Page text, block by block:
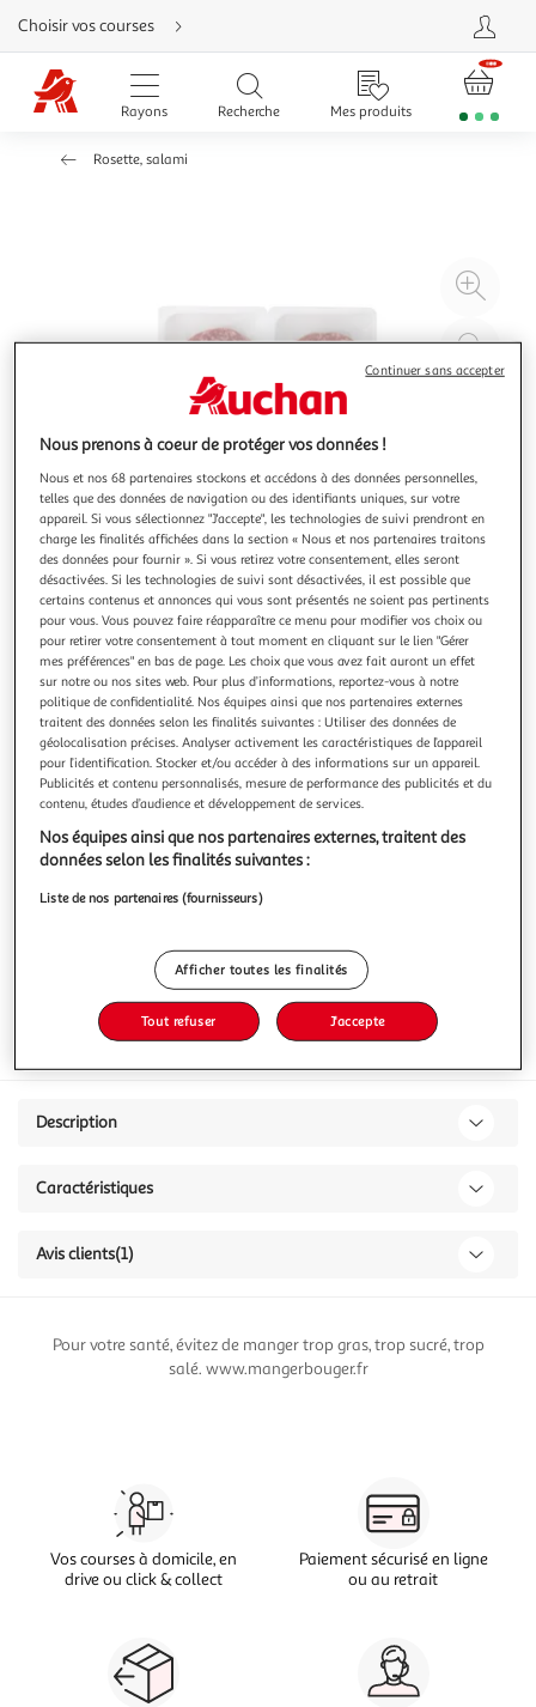
Aller
directement
au
contenu
Aller
directement
Aller
Choisir vos courses
Rayons Recherche Mes produits
Rosette, salami
à
5.0 (1)
LES CHTI'TES TRANCHES
Rosette
Délicieuses tranches de rosette à partager autour d'une
raclette, d'un bon sandwich. Viande de Porc Français
En savoir +
500g+10% off
Vous voulez connaître le prix de ce produit ?
Afficher le prix
Description
Caractéristiques
Avis clients(1)
Pour votre santé, évitez de manger trop gras, trop sucré, trop
salé. www.mangerbouger.fr
Vos courses à domicile, en
drive ou click & collect
Paiement sécurisé en ligne
ou au retrait
Nous prenons à coeur de protéger vos données !
Nous et nos 68 partenaires stockons et accédons à des données personnelles,
telles que des données de navigation ou des identifiants uniques, sur votre
appareil. Si vous sélectionnez "J'accepte", les technologies de suivi prendront en
charge les finalités affichées dans la section « Nous et nos partenaires traitons
des données pour fournir ». Si vous retirez votre consentement, elles seront
désactivées. Si les technologies de suivi sont désactivées, il est possible que
certains contenus et annonces qui vous sont présentés ne soient pas pertinents
pour vous. Vous pouvez faire réapparaître ce menu pour modifier vos choix ou
pour retirer votre consentement à tout moment en cliquant sur le lien "Gérer
mes préférences" en bas de page. Les choix que vous avez fait auront un effet
sur notre ou nos sites web. Pour plus d’informations, reportez-vous à notre
politique de confidentialité. Nos équipes ainsi que nos partenaires externes
traitent des données selon les finalités suivantes : Utiliser des données de
géolocalisation précises. Analyser activement les caractéristiques de l’appareil
pour l’identification. Stocker et/ou accéder à des informations sur un appareil.
Publicités et contenu personnalisés, mesure de performance des publicités et du
contenu, études d’audience et développement de services.
Nos équipes ainsi que nos partenaires externes, traitent des
données selon les finalités suivantes :
Liste de nos partenaires (fournisseurs)
Afficher toutes les finalités
Tout refuser J'accepte
Continuer sans accepter